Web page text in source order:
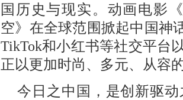
国历史与现实。动画电影
空》在全球范围掀起中国神
TikTok和小红书等社交平台
正以更加时尚、多元、从容
今日之中国，是创新驱